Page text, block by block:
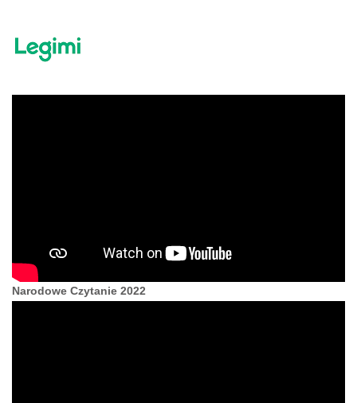
Narodowe Czytanie 2022